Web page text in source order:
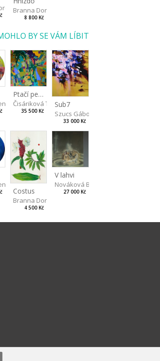
Branna Dorota
8 800 Kč
BY SE VÁM LÍBIT
Ptačí perspektiva
Čisáriková Táňa
35 500 Kč
Sub7
Szucs Gábor
33 000 Kč
Costus
Branna Dorota
4 500 Kč
V lahvi
Nováková Blanka
27 000 Kč